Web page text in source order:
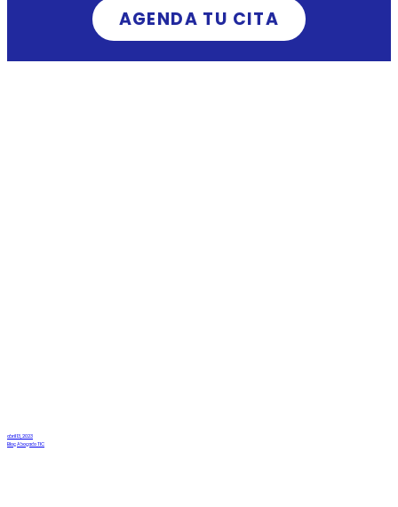
AGENDA TU CITA
abril 13, 2023
Blog Abogado TIC